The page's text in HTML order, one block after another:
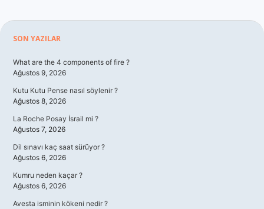
Sidebar
SON YAZILAR
What are the 4 components of fire ?
Ağustos 9, 2026
Kutu Kutu Pense nasıl söylenir ?
Ağustos 8, 2026
La Roche Posay İsrail mi ?
Ağustos 7, 2026
Dil sınavı kaç saat sürüyor ?
Ağustos 6, 2026
Kumru neden kaçar ?
Ağustos 6, 2026
Avesta isminin kökeni nedir ?